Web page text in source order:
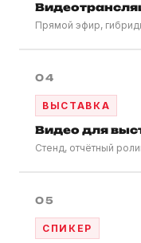
Прямой эфир,
04
ВЫСТАВКА
Видео для
Стенд, отчётный
05
СПИКЕР